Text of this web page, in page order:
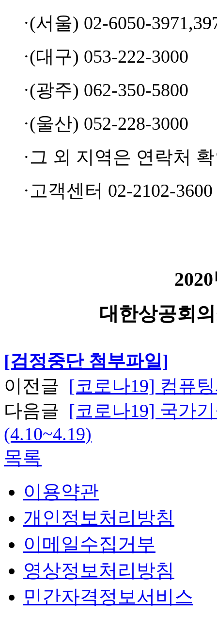
·(서울) 02-6050-
·(대구) 053-222-
·(광주) 062-350-
·(울산) 052-228-3000
·그 외 지역은 연락처
·고객센터 02-2102-3600
대한상공회
[검정중단 첨부파일]
이전글 [코로나19] 컴퓨
다음글 [코로나19] 국가
(4.10~4.19)
목록
이용약관
개인정보처리방침
이메일수집거부
영상정보처리방침
민간자격정보서비스